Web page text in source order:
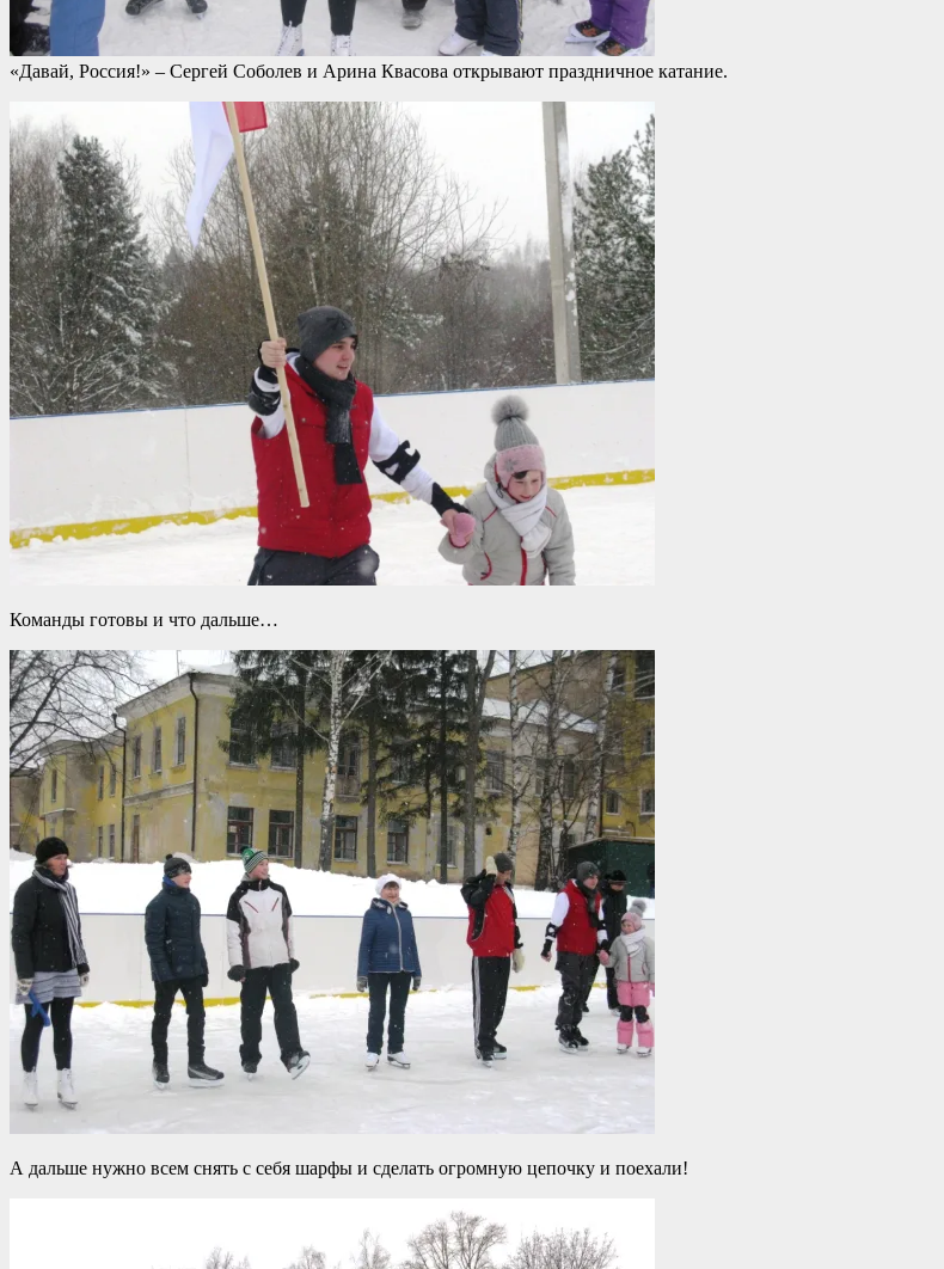
«Давай, Россия!» – Сергей Соболев и Арина Квасова открывают праздничное катание.
Команды готовы и что дальше…
А дальше нужно всем снять с себя шарфы и сделать огромную цепочку и поехали!